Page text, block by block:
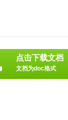
点击下载文档
文档为doc格式